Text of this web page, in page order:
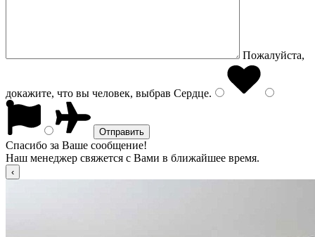
Пожалуйста,
докажите, что вы человек, выбрав Сердце.
Спасибо за Ваше сообщение!
Наш менеджер свяжется с Вами в ближайшее время.